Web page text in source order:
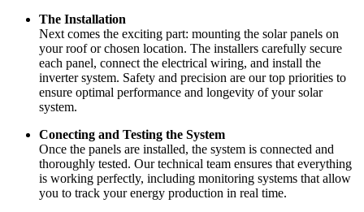
The Installation
Next comes the exciting part: mounting the solar panels on
your roof or chosen location. The installers carefully secure
each panel, connect the electrical wiring, and install the
inverter system. Safety and precision are our top priorities to
ensure optimal performance and longevity of your solar
system.
Conecting and Testing the System
Once the panels are installed, the system is connected and
thoroughly tested. Our technical team ensures that everything
is working perfectly, including monitoring systems that allow
you to track your energy production in real time.